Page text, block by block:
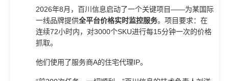
2026年8月，百川信息启动了一个关键项目——为某国际
一线品牌提供全平台价格实时监控服务。项目要求：在
连续72小时内，对3000个SKU进行每15分钟一次的价格
抓取。
他们使用了服务商A的住宅代理IP。